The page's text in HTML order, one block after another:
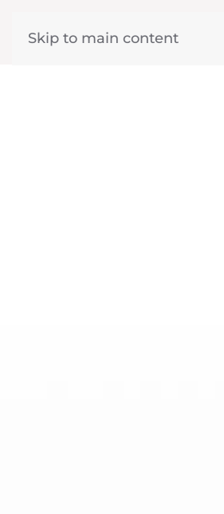
Skip to main content